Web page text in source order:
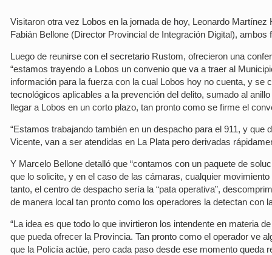
Visitaron otra vez Lobos en la jornada de hoy, Leonardo
Fabián Bellone (Director Provincial de Integración Digital), ambos
Luego de reunirse con el secretario Rustom, ofrecieron una
“estamos trayendo a Lobos un convenio que va a traer al
información para la fuerza con la cual Lobos hoy no cuenta, y
tecnológicos aplicables a la prevención del delito, sumado al
llegar a Lobos en un corto plazo, tan pronto como se firme el
“Estamos trabajando también en un despacho para el 911, y
Vicente, van a ser atendidas en La Plata pero derivadas
Y Marcelo Bellone detalló que “contamos con un paquete de
que lo solicite, y en el caso de las cámaras, cualquier
tanto, el centro de despacho sería la “pata operativa”,
de manera local tan pronto como los operadores la detectan con
“La idea es que todo lo que invirtieron los intendente en materia
que pueda ofrecer la Provincia. Tan pronto como el operador ve
que la Policía actúe, pero cada paso desde ese momento queda